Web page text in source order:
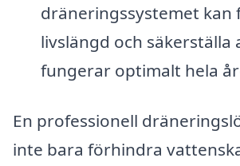
dräneringssystemet kan
livslängd och säkerställa
fungerar optimalt hela
En professionell
inte bara förhindra